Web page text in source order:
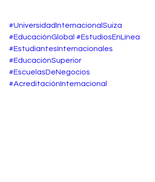
#UniversidadInternacionalSuiza
#EducaciónGlobal #EstudiosEnLínea
#EstudiantesInternacionales
#EducaciónSuperior
#EscuelasDeNegocios
#AcreditaciónInternacional